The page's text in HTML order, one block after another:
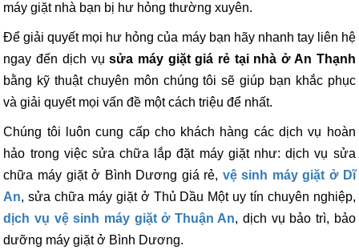
máy giặt nhà bạn bị hư hỏng thường xuyên.
Để giải quyết mọi hư hỏng của máy bạn hãy nhanh tay liên hệ
ngay đến dịch vụsửa máy giặt giá rẻ tại nhà ở An Thạnh
bằng kỹ thuật chuyên môn chúng tôi sẽ giúp bạn khắc phục
và giải quyết mọi vấn đề một cách triệu để nhất.
Chúng tôi luôn cung cấp cho khách hàng các dịch vụ hoàn
hảo trong việc sửa chữa lắp đặt máy giặt như: dịch vụ sửa
chữa máy giặt ở Bình Dương giá rẻ, vệ sinh máy giặt ở Dĩ
An, sửa chữa máy giặt ở Thủ Dầu Một uy tín chuyên nghiệp,
dịch vụ vệ sinh máy giặt ở Thuận An, dịch vụ bảo trì, bảo
dưỡng máy giặt ở Bình Dương.